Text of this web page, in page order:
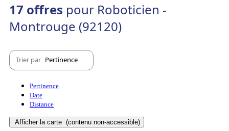
17 offres pour Roboticien -
Montrouge (92120)
Trier par Pertinence
Pertinence
Date
Distance
Afficher la carte (contenu non-accessible)